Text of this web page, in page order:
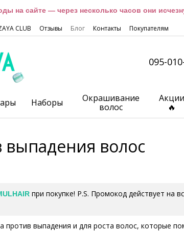
на сайте — через несколько часов они
CLUB Отзывы Блог Контакты Покупателям
095-
Наборы
Окрашивание
волос
Акции
🔥
выпадения волос
при покупке! P.S. Промокод действует на
выпадения и для роста волос, которые